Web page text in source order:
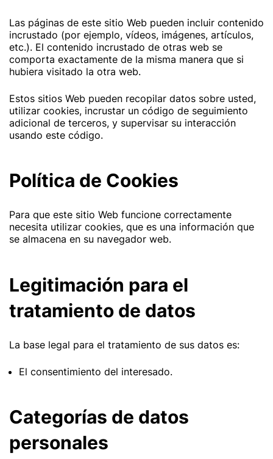
Las páginas de este sitio Web pueden incluir contenido
incrustado (por ejemplo, vídeos, imágenes, artículos,
etc.). El contenido incrustado de otras web se
comporta exactamente de la misma manera que si
hubiera visitado la otra web.
Estos sitios Web pueden recopilar datos sobre usted,
utilizar cookies, incrustar un código de seguimiento
adicional de terceros, y supervisar su interacción
usando este código.
Política de Cookies
Para que este sitio Web funcione correctamente
necesita utilizar cookies, que es una información que
se almacena en su navegador web.
Legitimación para el
tratamiento de datos
La base legal para el tratamiento de sus datos es:
El consentimiento del interesado.
Categorías de datos
personales